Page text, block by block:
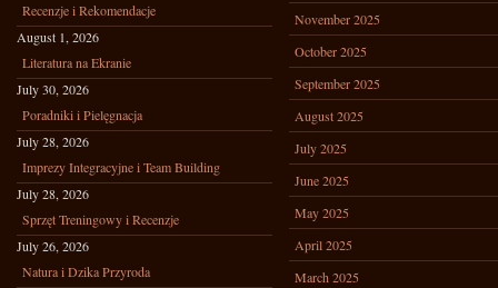
Recenzje i Rekomendacje
August 1, 2026
Literatura na Ekranie
July 30, 2026
Poradniki i Pielęgnacja
July 28, 2026
Imprezy Integracyjne i Team Building
July 28, 2026
Sprzęt Treningowy i Recenzje
July 26, 2026
Natura i Dzika Przyroda
November 2025
October 2025
September 2025
August 2025
July 2025
June 2025
May 2025
April 2025
March 2025